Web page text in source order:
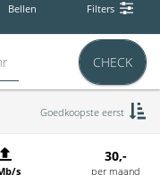
Bellen Filters
CHECK
Goedkoopste eerst
s
30,-
per maand